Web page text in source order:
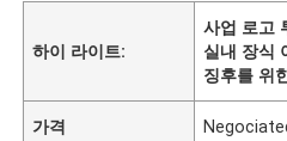
하이 라이트:
사업 로고
실내 장식
징후를 위
가격